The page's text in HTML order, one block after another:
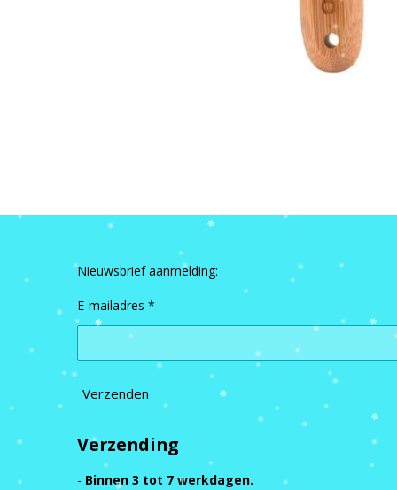
Nieuwsbrief aanmelding:
E-mailadres *
Verzenden
Verzending
- Binnen 3 tot 7 werkdagen.